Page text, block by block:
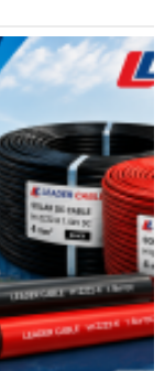
thuật cho
luồng sáng tĩnh
thay đổi
một thao
này đặc biệt
phòng khách
một độ tương
màu, tạo nên
nếu lắp đặt
ra sự đồng